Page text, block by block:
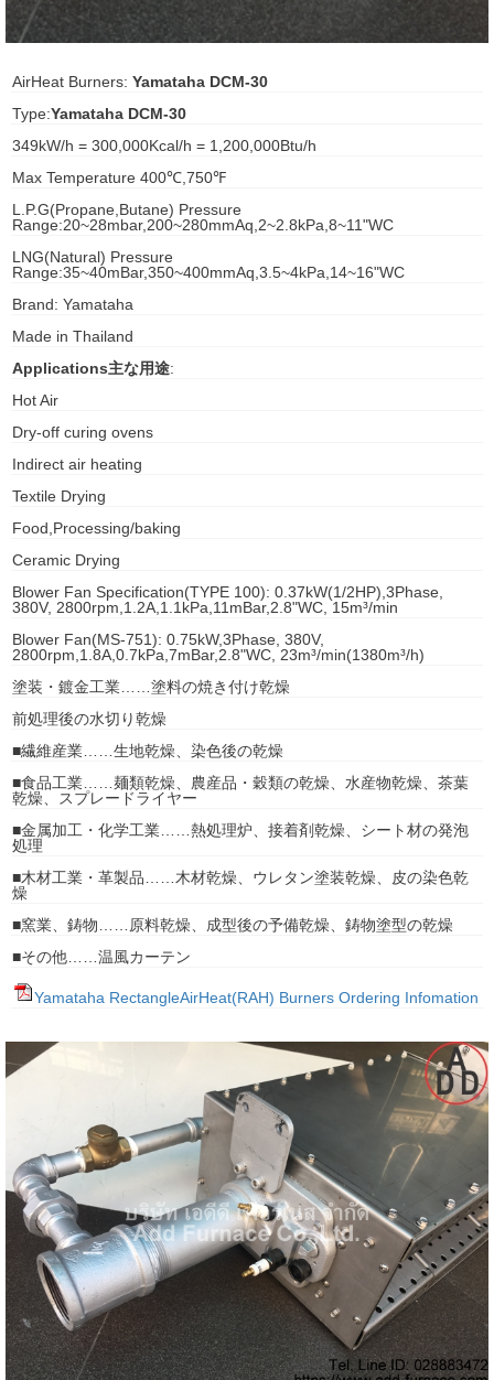
Fiorentini
AirHeat Burners: Yamataha DCM-30
Type:Yamataha DCM-30
349kW/h = 300,000Kcal/h = 1,200,000Btu/h
Max Temperature 400℃,750℉
L.P.G(Propane,Butane) Pressure
Range:20~28mbar,200~280mmAq,2~2.8kPa,8~11"WC
LNG(Natural) Pressure
Range:35~40mBar,350~400mmAq,3.5~4kPa,14~16"WC
Brand: Yamataha
Made in Thailand
Applications主な用途:
Hot Air
Dry-off curing ovens
Indirect air heating
Textile Drying
Food,Processing/baking
Ceramic Drying
Blower Fan Specification(TYPE 100): 0.37kW(1/2HP),3Phase,
380V, 2800rpm,1.2A,1.1kPa,11mBar,2.8"WC, 15m³/min
Blower Fan(MS-751): 0.75kW,3Phase, 380V,
2800rpm,1.8A,0.7kPa,7mBar,2.8"WC, 23m³/min(1380m³/h)
塗装・鍍金工業……塗料の焼き付け乾燥
前処理後の水切り乾燥
■繊維産業……生地乾燥、染色後の乾燥
■食品工業……麺類乾燥、農産品・穀類の乾燥、水産物乾燥、茶葉
乾燥、スプレードライヤー
■金属加工・化学工業……熱処理炉、接着剤乾燥、シート材の発泡
処理
■木材工業・革製品……木材乾燥、ウレタン塗装乾燥、皮の染色乾
燥
■窯業、鋳物……原料乾燥、成型後の予備乾燥、鋳物塗型の乾燥
■その他……温風カーテン
Yamataha RectangleAirHeat(RAH) Burners Ordering Infomation